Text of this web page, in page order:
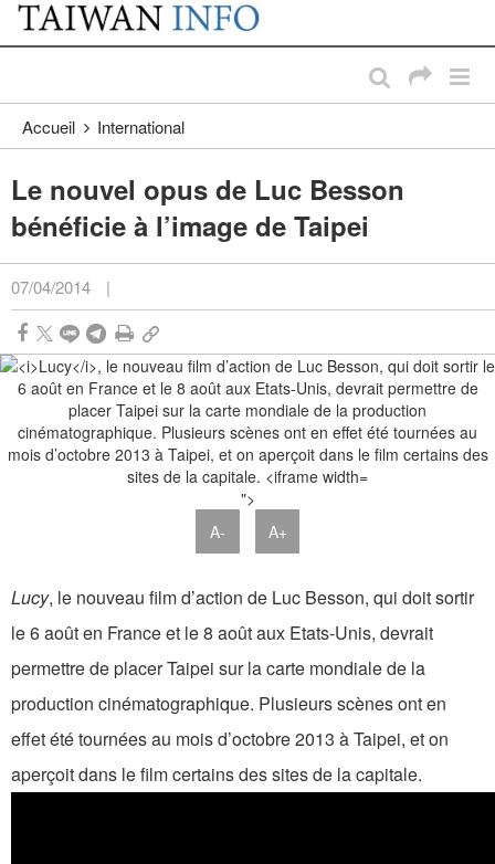
Passer au contenu principal
:::
Accueil International
Le nouvel opus de Luc Besson
bénéficie à l’image de Taipei
07/04/2014 |
">
A-
A+
Lucy, le nouveau film d’action de Luc Besson, qui doit sortir
le 6 août en France et le 8 août aux Etats-Unis, devrait
permettre de placer Taipei sur la carte mondiale de la
production cinématographique. Plusieurs scènes ont en
effet été tournées au mois d’octobre 2013 à Taipei, et on
aperçoit dans le film certains des sites de la capitale.